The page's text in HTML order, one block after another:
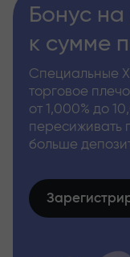
Бонус
к сумме
Специальные
торговое
от 1,000% до
пересиживать
больше